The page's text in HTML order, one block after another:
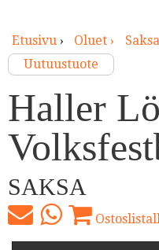
Etusivu› Oluet ›
Saksa
Uutuustuote
Haller
SAKSA